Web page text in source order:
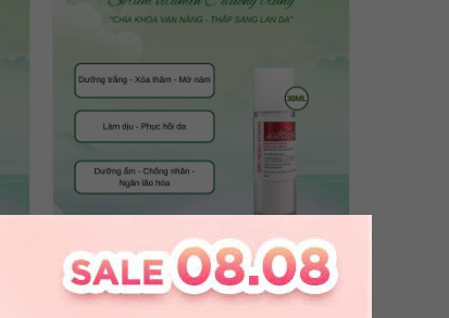
Serum Dưỡng Trắng Vitamin C
[30ml]